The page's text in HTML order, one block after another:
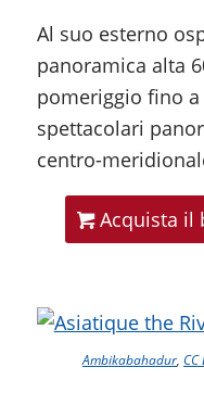
Al suo esterno
panoramica alta
pomeriggio fino
spettacolari
centro-
Acquista il
Ambikabahadur, CC